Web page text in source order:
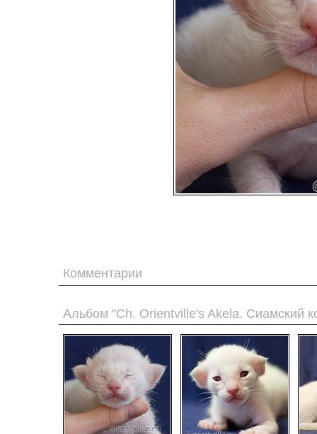
Комментарии
Альбом "Ch. Orientville's Akela. Сиамский